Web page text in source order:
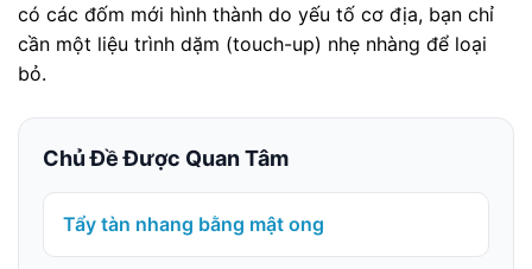
có các đốm mới hình thành do yếu tố cơ địa, bạn chỉ
cần một liệu trình dặm (touch-up) nhẹ nhàng để loại
bỏ.
Chủ Đề Được Quan Tâm
Tẩy tàn nhang bằng mật ong